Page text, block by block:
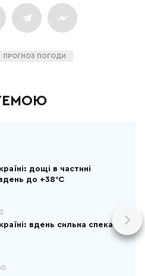
ПРОГНОЗ ПОГОДИ
дощі в частині
до +38°С
вдень сильна спека